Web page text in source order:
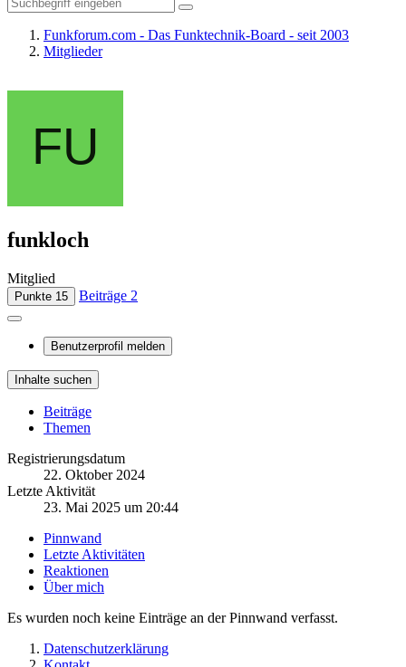
Funkforum.com - Das Funktechnik-Board - seit 2003
Mitglieder
funkloch
Mitglied
Punkte 15 Beiträge 2
Benutzerprofil melden
Inhalte suchen
Beiträge
Themen
Registrierungsdatum
22. Oktober 2024
Letzte Aktivität
23. Mai 2025 um 20:44
Pinnwand
Letzte Aktivitäten
Reaktionen
Über mich
Es wurden noch keine Einträge an der Pinnwand verfasst.
Datenschutzerklärung